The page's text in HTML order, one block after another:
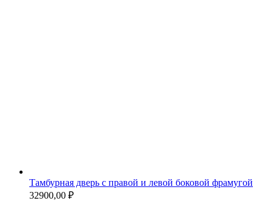
Тамбурная дверь с правой и левой боковой фрамугой
32900,00 ₽